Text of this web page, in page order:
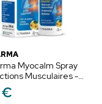
Myocalm Spray
Musculaires -
€